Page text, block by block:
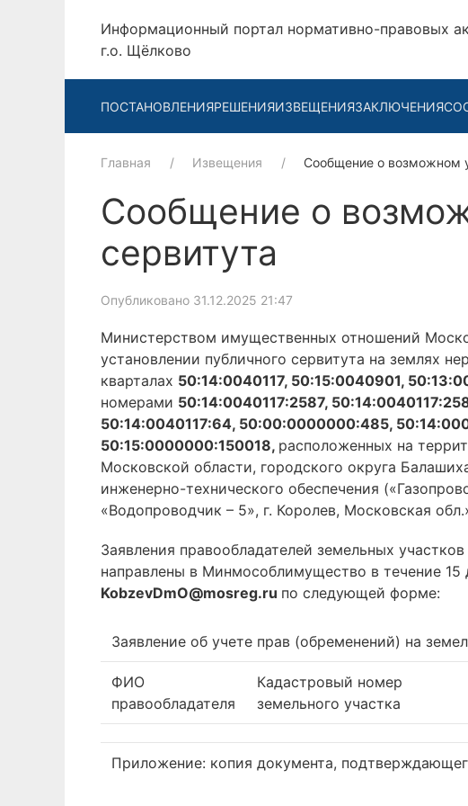
Информационный портал нормативно-правовых
г.о. Щёлково
ПОСТАНОВЛЕНИЯРЕШЕНИЯИЗВЕЩЕНИЯЗАКЛЮЧЕНИЯ
Главная Извещения Сообщение о возможном
Сообщение о
сервитута
Опубликовано 31.12.2025 21:47
Министерством имущественных отношений
установлении публичного сервитута на землях
кварталах 50:14:0040117, 50:15:0040901,
номерами 50:14:0040117:2587,
50:14:0040117:64, 50:00:0000000:485,
50:15:0000000:150018, расположенных на
Московской области, городского округа
инженерно-технического обеспечения
«Водопроводчик – 5», г. Королев, Московская
Заявления правообладателей земельных
направлены в Минмособлимущество в течение
KobzevDmO@mosreg.ru по следующей форме:
Заявление об учете прав (обременений) на
ФИО
правообладателя
Кадастровый номер
земельного участка
Приложение: копия документа,